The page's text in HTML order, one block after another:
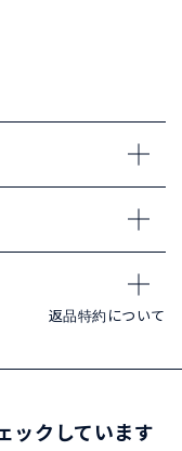
返品特約について
ックしています